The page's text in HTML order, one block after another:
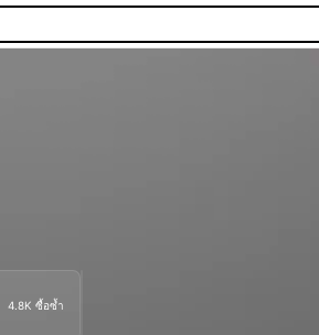
4.8K ซื้อซ้ำ